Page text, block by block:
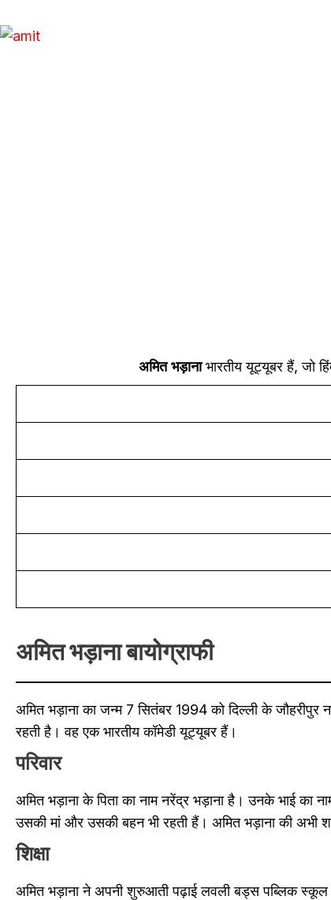
अमित भड़ानाभारतीय यूट्यूबर हैं, जो
अमित भड़ाना बायोग्राफी
अमित भड़ाना का जन्म 7 सितंबर 1994 को दिल्ली के
रहती है। वह एक भारतीय कॉमेडी यूट्यूबर हैं।
परिवार
अमित भड़ाना के पिता का नाम नरेंद्र भड़ाना है। उनके भाई
उसकी मां और उसकी बहन भी रहती हैं। अमित भड़ाना की अभी
शिक्षा
अमित भड़ाना ने अपनी शुरुआती पढ़ाई लवली बड्स पब्लिक स्कूल